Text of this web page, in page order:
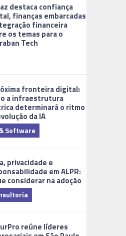
destaca confiança
finanças embarcadas
financeira
os temas para o
Tech
fronteira digital:
a infraestrutura
determinará o ritmo
da IA
Software
privacidade e
em ALPR:
considerar na adoção
reúne líderes